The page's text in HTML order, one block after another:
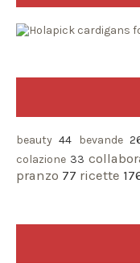
beauty 44 bevande
colazione 33
pranzo 77 ricette